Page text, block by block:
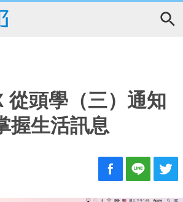
從頭學（三）通知
握生活訊息